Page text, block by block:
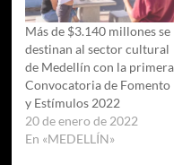
Más de $3.140 millones se
destinan al sector cultural
de Medellín con la primera
Convocatoria de Fomento
y Estímulos 2022
20 de enero de 2022
En «MEDELLÍN»